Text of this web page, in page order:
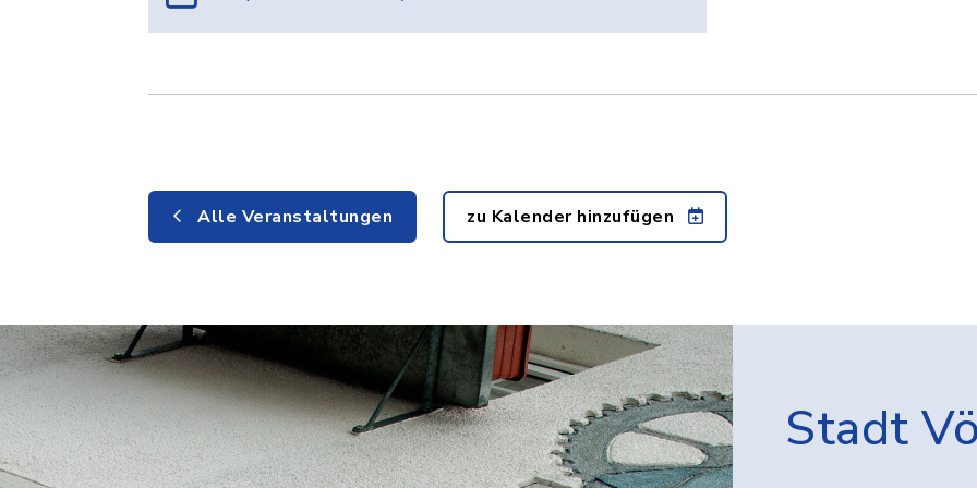
Alle Veranstaltungen zu Kalender hinzufügen
Stadt